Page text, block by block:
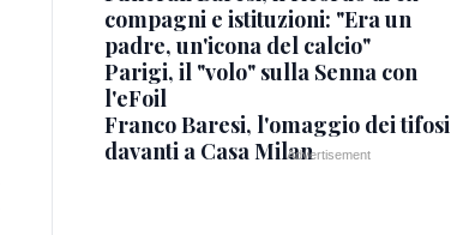
compagni e istituzioni: "Era un
padre, un'icona del calcio"
Parigi, il "volo" sulla Senna con
l'eFoil
Franco Baresi, l'omaggio dei tifosi
davanti a Casa Milan